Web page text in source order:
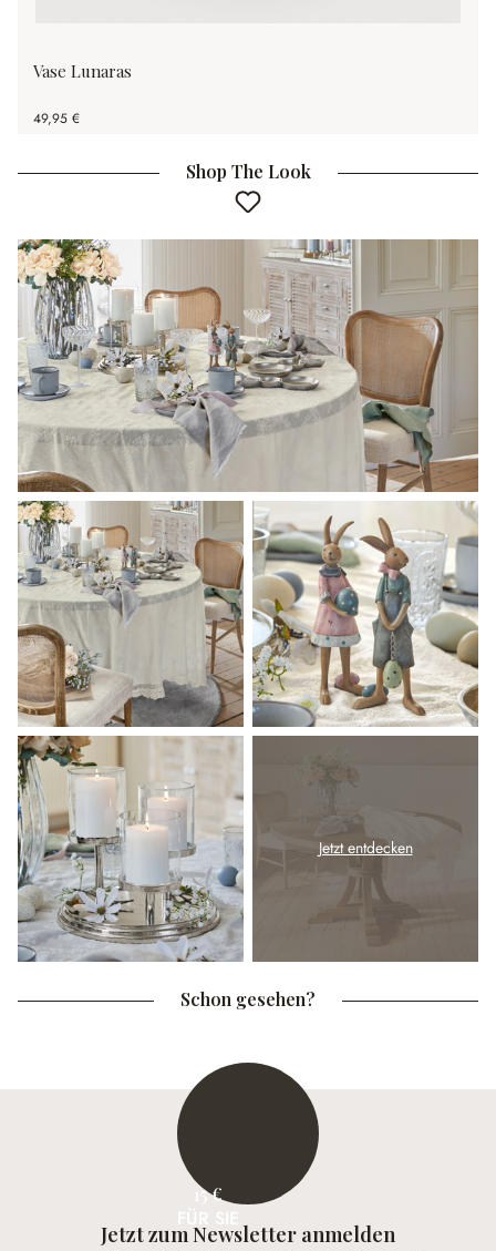
Vase Lunaras
49,95 €
Shop The Look
Jetzt entdecken
Schon gesehen?
15 €
Jetzt zum Newsletter anmelden